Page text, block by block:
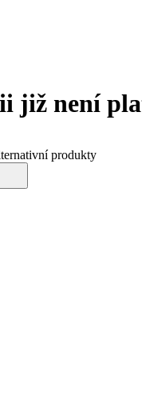
již není
produkty